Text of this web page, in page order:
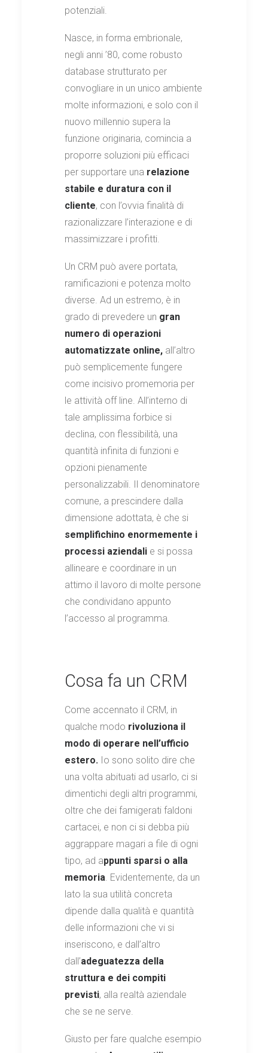
potenziali.
Nasce, in forma embrionale,
negli anni ’80, come robusto
database strutturato per
convogliare in un unico ambiente
molte informazioni, e solo con il
nuovo millennio supera la
funzione originaria, comincia a
proporre soluzioni più efficaci
per supportare una relazione
stabile e duratura con il
cliente, con l’ovvia finalità di
razionalizzare l’interazione e di
massimizzare i profitti.
Un CRM può avere portata,
ramificazioni e potenza molto
diverse. Ad un estremo, è in
grado di prevedere un gran
numero di operazioni
automatizzate online, all’altro
può semplicemente fungere
come incisivo promemoria per
le attività off line. All’interno di
tale amplissima forbice si
declina, con flessibilità, una
quantità infinita di funzioni e
opzioni pienamente
personalizzabili. Il denominatore
comune, a prescindere dalla
dimensione adottata, è che si
semplifichino enormemente i
processi aziendali e si possa
allineare e coordinare in un
attimo il lavoro di molte persone
che condividano appunto
l’accesso al programma.
Cosa fa un CRM
Come accennato il CRM, in
qualche modo rivoluziona il
modo di operare nell’ufficio
estero. Io sono solito dire che
una volta abituati ad usarlo, ci si
dimentichi degli altri programmi,
oltre che dei famigerati faldoni
cartacei, e non ci si debba più
aggrappare magari a file di ogni
tipo, ad appunti sparsi o alla
memoria . Evidentemente, da un
lato la sua utilità concreta
dipende dalla qualità e quantità
delle informazioni che vi si
inseriscono, e dall’altro
dall’adeguatezza della
struttura e dei compiti
previsti, alla realtà aziendale
che se ne serve.
Giusto per fare qualche esempio